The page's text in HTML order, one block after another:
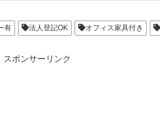
有 法人登記OK オフィス家具付き
スポンサーリンク